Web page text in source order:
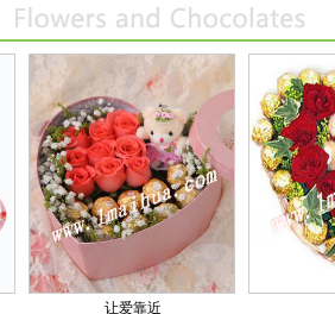
让爱靠近